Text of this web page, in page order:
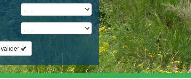
Valider